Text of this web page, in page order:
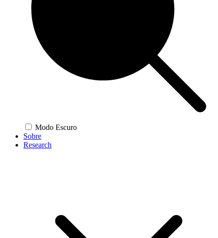
Modo Escuro
Sobre
Research